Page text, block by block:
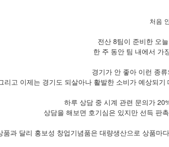
처음
전산 8팀이 준비한 오
한 주 동안 팀 내에서 가
경기가 안 좋아 이런 종
리고 이제는 경기도 되살아나 활발한 소비가 예상되
하루 상담 중 시계 관련 문의가
상담을 해보면 호기심은 있지만 선득 판
품과 달리 홍보성 창업기념품은 대량생산으로 상품